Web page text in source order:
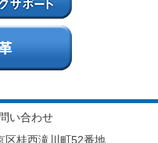
い合わせ
区桂西滝川町52番地